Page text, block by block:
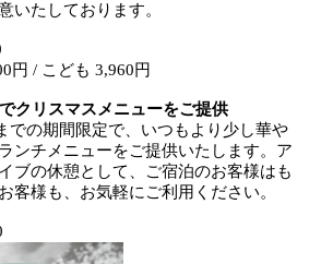
いたしております。
円 / こども 3,960円
クリスマスメニューをご提供
での期間限定で、いつもより少し華や
ンチメニューをご提供いたします。ア
ブの休憩として、ご宿泊のお客様はも
客様も、お気軽にご利用ください。